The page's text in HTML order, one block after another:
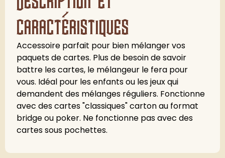
caractéristiques
Accessoire parfait pour bien mélanger vos
paquets de cartes. Plus de besoin de savoir
battre les cartes, le mélangeur le fera pour
vous. Idéal pour les enfants ou les jeux qui
demandent des mélanges réguliers. Fonctionne
avec des cartes "classiques" carton au format
bridge ou poker. Ne fonctionne pas avec des
cartes sous pochettes.